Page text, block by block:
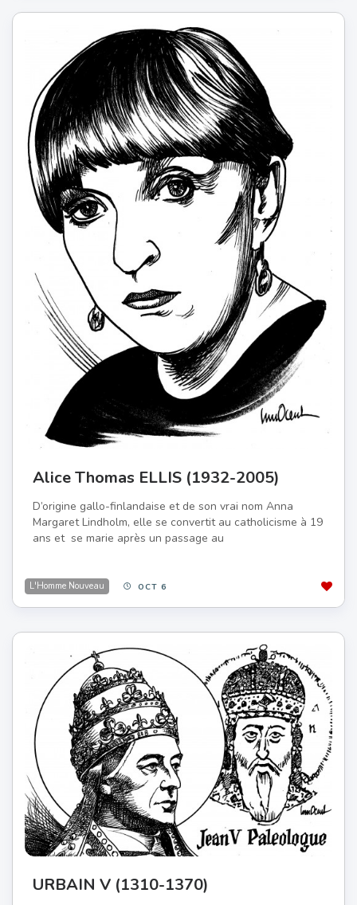
Alice Thomas ELLIS (1932-2005)
D’origine gallo-finlandaise et de son vrai nom Anna
Margaret Lindholm, elle se convertit au catholicisme à 19
ans et se marie après un passage au
L'Homme Nouveau OCT 6
URBAIN V (1310-1370)